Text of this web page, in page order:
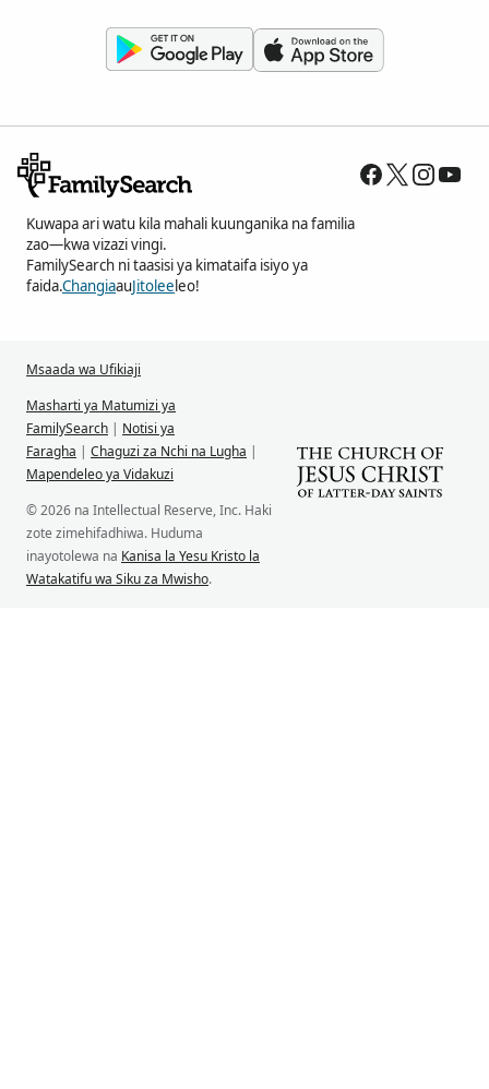
Kuwapa ari watu kila mahali kuunganika na familia
zao—kwa vizazi vingi.
FamilySearch ni taasisi ya kimataifa isiyo ya
faida.ChangiaauJitolee leo!
Msaada wa Ufikiaji
Masharti ya Matumizi ya
FamilySearch | Notisi ya
Faragha | Chaguzi za Nchi na Lugha |
Mapendeleo ya Vidakuzi
© 2026 na Intellectual Reserve, Inc. Haki
zote zimehifadhiwa. Huduma
inayotolewa na Kanisa la Yesu Kristo la
Watakatifu wa Siku za Mwisho.